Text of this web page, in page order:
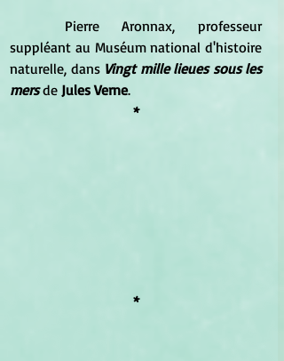
suppléant au Muséum national d'histoire
naturelle, dans Vingt mille lieues sous les
mers de Jules Verne.
*
*